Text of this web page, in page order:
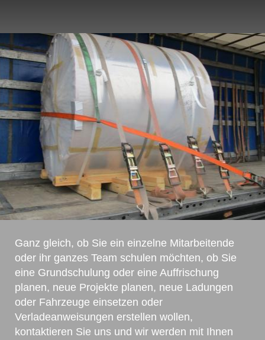
Ganz gleich, ob Sie ein einzelne Mitarbeitende
oder ihr ganzes Team schulen möchten, ob Sie
eine Grundschulung oder eine Auffrischung
planen, neue Projekte planen, neue Ladungen
oder Fahrzeuge einsetzen oder
Verladeanweisungen erstellen wollen,
kontaktieren Sie uns und wir werden mit Ihnen